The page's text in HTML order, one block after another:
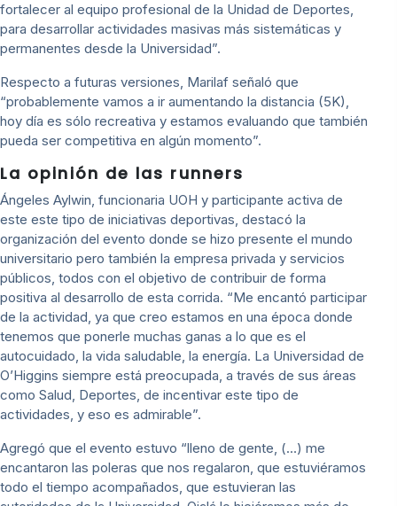
fortalecer al equipo profesional de la Unidad de Deportes,
para desarrollar actividades masivas más sistemáticas y
permanentes desde la Universidad”.
Respecto a futuras versiones, Marilaf señaló que
“probablemente vamos a ir aumentando la distancia (5K),
hoy día es sólo recreativa y estamos evaluando que también
pueda ser competitiva en algún momento”.
La opinión de las runners
Ángeles Aylwin, funcionaria UOH y participante activa de
este este tipo de iniciativas deportivas, destacó la
organización del evento donde se hizo presente el mundo
universitario pero también la empresa privada y servicios
públicos, todos con el objetivo de contribuir de forma
positiva al desarrollo de esta corrida. “Me encantó participar
de la actividad, ya que creo estamos en una época donde
tenemos que ponerle muchas ganas a lo que es el
autocuidado, la vida saludable, la energía. La Universidad de
O’Higgins siempre está preocupada, a través de sus áreas
como Salud, Deportes, de incentivar este tipo de
actividades, y eso es admirable”.
Agregó que el evento estuvo “lleno de gente, (…) me
encantaron las poleras que nos regalaron, que estuviéramos
todo el tiempo acompañados, que estuvieran las